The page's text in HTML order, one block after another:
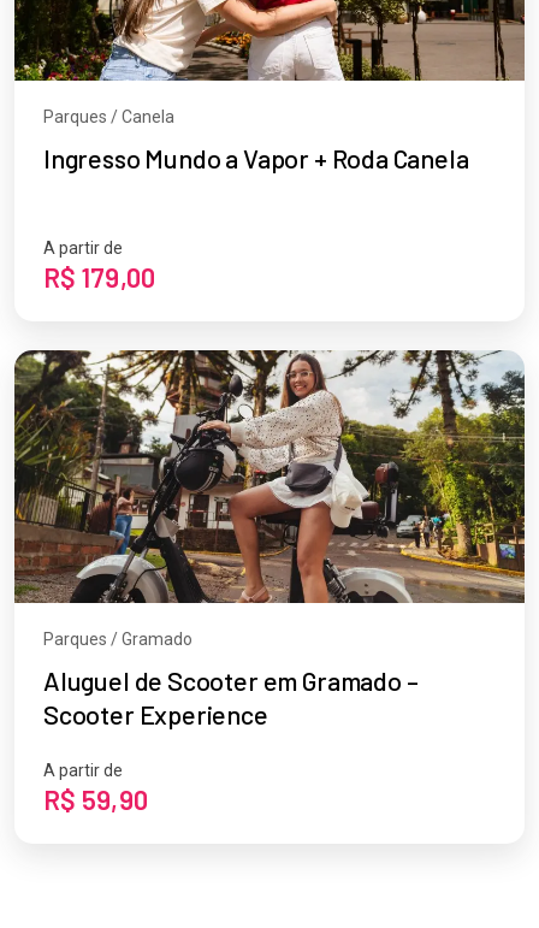
Parques / Canela
Ingresso Mundo a Vapor + Roda Canela
A partir de
R$ 179,00
Parques / Gramado
Aluguel de Scooter em Gramado –
Scooter Experience
A partir de
R$ 59,90